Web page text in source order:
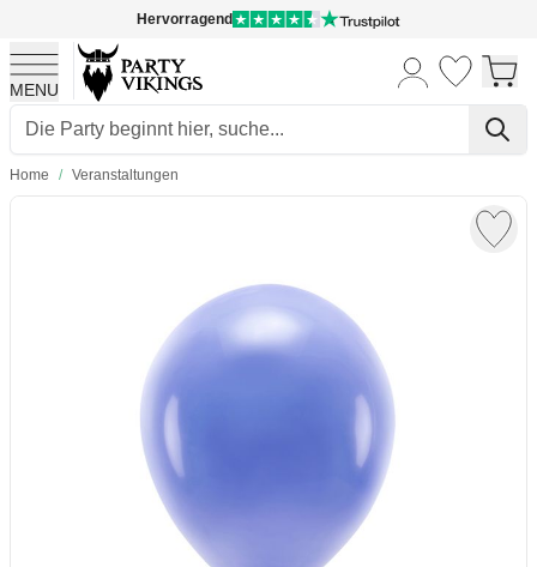
Hervorragend
MENU
Skip to Content
Home / Veranstaltungen